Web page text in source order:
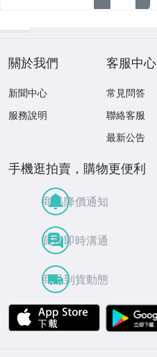
關於我們
新聞中心
服務說明
客服中心
常見問答
聯絡客服
最新公告
手機逛拍賣，購物更便利
商品降價通知
買賣即時溝通
商品到貨動態
APP Store